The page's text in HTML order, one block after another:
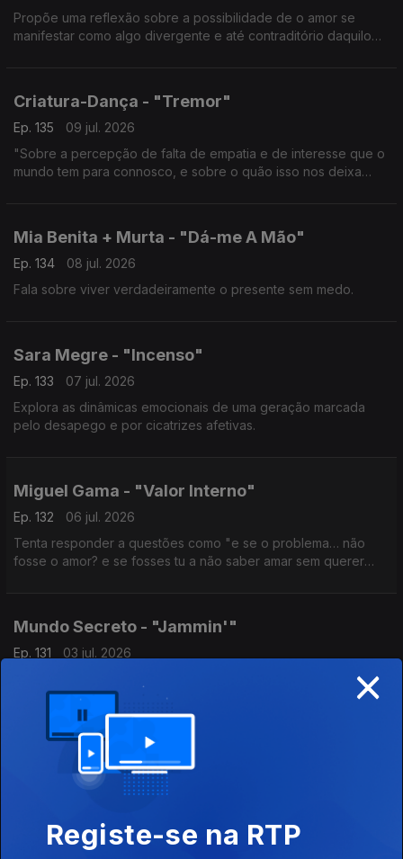
Propõe uma reflexão sobre a possibilidade de o amor se
manifestar como algo divergente e até contraditório daquilo
Criatura-Dança - "Tremor"
Ep. 135
09 jul. 2026
"Sobre a percepção de falta de empatia e de interesse que o
mundo tem para connosco, e sobre o quão isso nos deixa
Mia Benita + Murta - "Dá-me A Mão"
Ep. 134
08 jul. 2026
Fala sobre viver verdadeiramente o presente sem medo.
Sara Megre - "Incenso"
Ep. 133
07 jul. 2026
Explora as dinâmicas emocionais de uma geração marcada
pelo desapego e por cicatrizes afetivas.
Miguel Gama - "Valor Interno"
Ep. 132
06 jul. 2026
Tenta responder a questões como "e se o problema… não
fosse o amor? e se fosses tu a não saber amar sem querer
Mundo Secreto - "Jammin'"
Ep. 131
03 jul. 2026
Combinando hip-hop e reggae, o tema abre caminho para o
quarto álbum de estúdio, a editar no final do ano.
Malva - "Antes de Mais"
02 jul. 2026
expectativa, num tema que observa o amor a partir do lugar
onde ele ainda não chegou.
×
Registe-se na RTP